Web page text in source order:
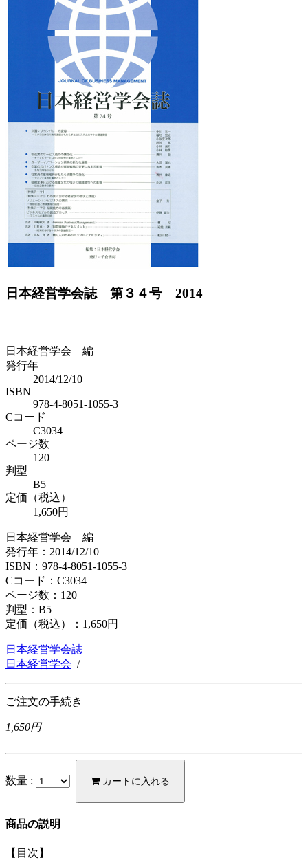
日本経営学会誌 第３４号 2014
日本経営学会 編
発行年
2014/12/10
ISBN
978-4-8051-1055-3
Cコード
C3034
ページ数
120
判型
B5
定価（税込）
1,650円
日本経営学会 編
発行年：2014/12/10
ISBN：978-4-8051-1055-3
Cコード：C3034
ページ数：120
判型：B5
定価（税込）： 1,650円
日本経営学会誌
日本経営学会 /
ご注文の手続き
1,650円
数量 : カートに入れる
商品の説明
【目次】